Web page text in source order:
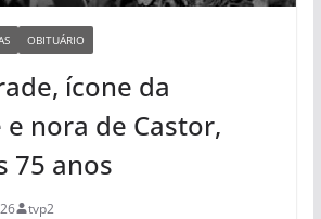
OBITUÁRIO
ícone da
nora de Castor,
75 anos
tvp2